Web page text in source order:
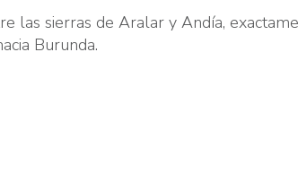
las sierras de Aralar y Andía,
Burunda.